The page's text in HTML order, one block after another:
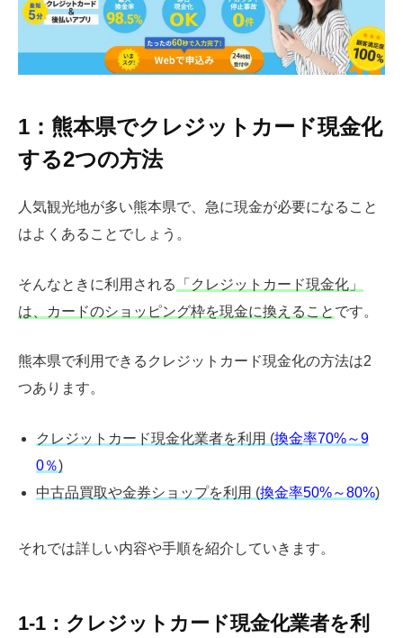
1：熊本県でクレジットカード現金化
する2つの方法
人気観光地が多い熊本県で、急に現金が必要になること
はよくあることでしょう。
そんなときに利用される
「クレジットカード現金化」
は、カードのショッピング枠を現金に換えること です。
熊本県で利用できるクレジットカード現金化の方法は2
つあります。
クレジットカード現金化業者を利用 (換金率70%～9
0％)
中古品買取や金券ショップを利用 (換金率50%～80%)
それでは詳しい内容や手順を紹介していきます。
1-1：クレジットカード現金化業者を利